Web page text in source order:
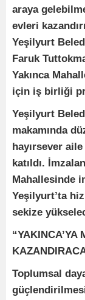
araya
evleri
Yeşilyurt
Faruk
Yakınca
için iş birliği
Yeşilyurt
makamında
hayırsever
katıldı.
Mahallesinde
Yeşilyurt’ta
sekize
“YAKINCA’YA
Toplumsal